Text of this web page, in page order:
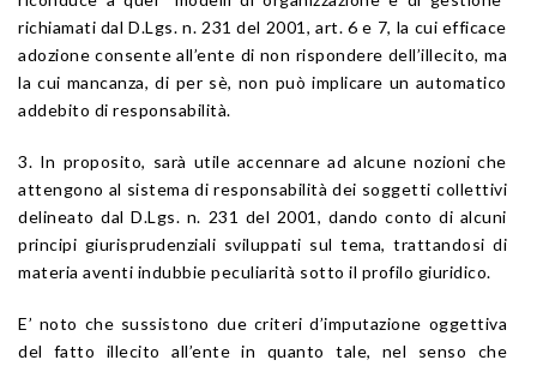
richiamati dal D.Lgs. n. 231 del 2001, art. 6 e 7, la cui efficace
adozione consente all’ente di non rispondere dell’illecito, ma
la cui mancanza, di per sè, non può implicare un automatico
addebito di responsabilità.
3. In proposito, sarà utile accennare ad alcune nozioni che
attengono al sistema di responsabilità dei soggetti collettivi
delineato dal D.Lgs. n. 231 del 2001, dando conto di alcuni
principi giurisprudenziali sviluppati sul tema, trattandosi di
materia aventi indubbie peculiarità sotto il profilo giuridico.
E’ noto che sussistono due criteri d’imputazione oggettiva
del fatto illecito all’ente in quanto tale, nel senso che